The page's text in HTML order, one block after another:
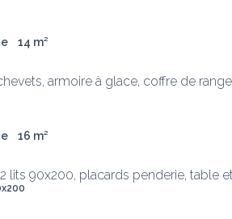
14 m²
armoire à glace, coffre de
16 m²
lits 90x200, placards penderie, table